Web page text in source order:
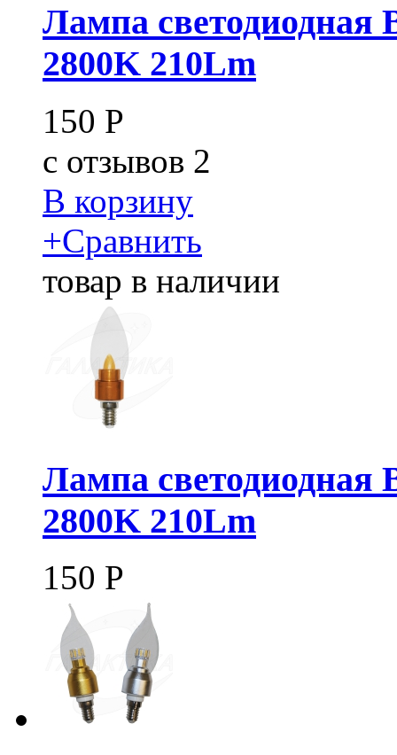
Лампа светодиодная
2800K 210Lm
150 Р
c отзывов 2
В корзину
+Сравнить
товар в наличии
Лампа светодиодная
2800K 210Lm
150 Р